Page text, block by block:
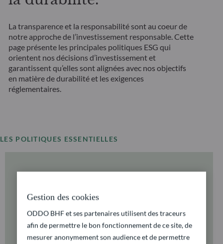
La transparence et la responsabilité sont au coeur de
notre approche de l’investissement responsable. Cette
page présente les principales politiques ESG qui
orientent nos décisions d’investissement et
garantissent qu’elles sont alignées avec nos objectifs
en matière de durabilité et les exigences
réglementaires.
LES POLITIQUES ESSENTIELLES
Gestion des cookies
ODDO BHF et ses partenaires utilisent des traceurs
afin de permettre le bon fonctionnement de ce site, de
mesurer anonymement son audience et de permettre